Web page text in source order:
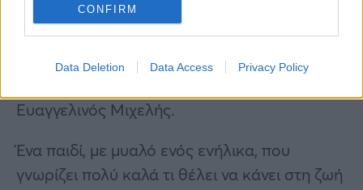
CONFIRM
Data Deletion Data Access Privacy Policy
αυτά όμως τα όνειρα του μέλλοντος μπορεί
να πραγματοποιηθούν μόνο σε συνεργασία
με άλλους ανθρώπους. Η ιατρική δεν είναι
Ευαγγελινός Μιχελής.
Ένα παιδί, με μυαλό ενός ενήλικα, που
γνωρίζει πολύ καλά τι θέλει να κάνει στη ζωή